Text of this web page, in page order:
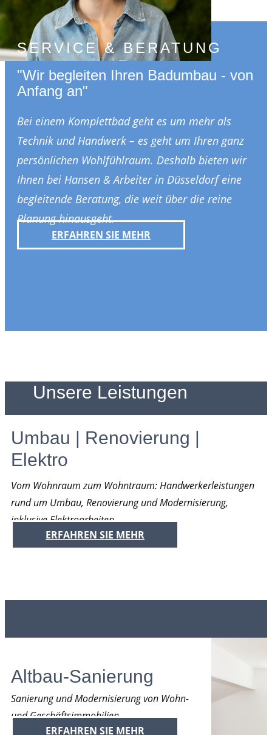
SERVICE &BERATUNG
"Wir begleiten Ihren Badumbau - von
Anfang an"
Bei einem Komplettbad geht es um mehr als
Technik und Handwerk – es geht um Ihren ganz
persönlichen Wohlfühlraum. Deshalb bieten wir
Ihnen bei Hansen & Arbeiter in Düsseldorf eine
begleitende Beratung, die weit über die reine
Planung hinausgeht.
ERFAHREN SIE MEHR
Unsere Leistungen
Altbau-Sanierung
Sanierung und Modernisierung von Wohn-
und Geschäftsimmobilien.
ERFAHREN SIE MEHR
Umbau | Renovierung |
Elektro
Vom Wohnraum zum Wohntraum: Handwerkerleistungen
rund um Umbau, Renovierung und Modernisierung,
inklusive Elektroarbeiten.
ERFAHREN SIE MEHR